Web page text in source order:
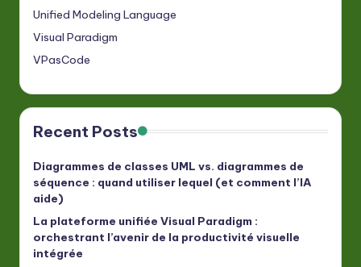
Unified Modeling Language
Visual Paradigm
VPasCode
Recent Posts
Diagrammes de classes UML vs. diagrammes de
séquence : quand utiliser lequel (et comment l’IA
aide)
La plateforme unifiée Visual Paradigm :
orchestrant l’avenir de la productivité visuelle
intégrée